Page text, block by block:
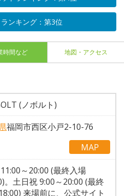
ンキング：第3位
時間など 地図・アクセス
(ノボルト)
福岡市西区小戸2-10-76
MAP
～20:00 (最終入場
。土日祝 9:00～20:00 (最終
来場前に、公式サイト